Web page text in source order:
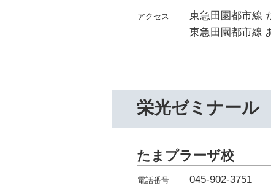
東急田園都市線
東急田園都市線
栄光ゼミナール
たまプラーザ校
045-902-3751